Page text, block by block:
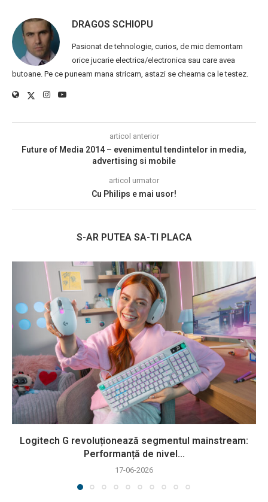
DRAGOS SCHIOPU
Pasionat de tehnologie, curios, de mic demontam
orice jucarie electrica/electronica sau care avea
butoane. Pe ce puneam mana stricam, astazi se cheama ca le testez.
articol anterior
Future of Media 2014 – evenimentul tendintelor in media,
advertising si mobile
articol urmator
Cu Philips e mai usor!
S-AR PUTEA SA-TI PLACA
Logitech G revoluționează segmentul mainstream:
Performanță de nivel...
17-06-2026